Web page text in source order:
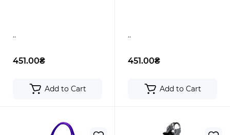
..
451.00₴
Add to Cart
..
451.00₴
Add to Cart